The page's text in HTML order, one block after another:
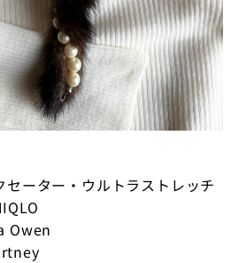
セーター・ウルトラストレッチ
Owen